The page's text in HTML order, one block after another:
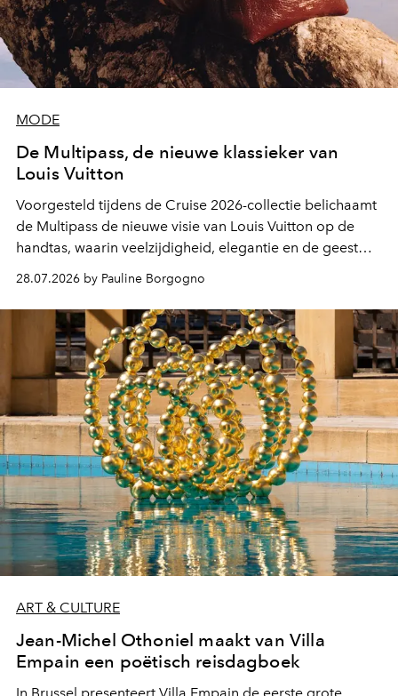
MODE
De Multipass, de nieuwe klassieker van
Louis Vuitton
Voorgesteld tijdens de Cruise 2026-collectie belichaamt
de Multipass de nieuwe visie van Louis Vuitton op de
handtas, waarin veelzijdigheid, elegantie en de geest
28.07.2026 by Pauline Borgogno
ART & CULTURE
Jean-Michel Othoniel maakt van Villa
Empain een poëtisch reisdagboek
In Brussel presenteert Villa Empain de eerste grote